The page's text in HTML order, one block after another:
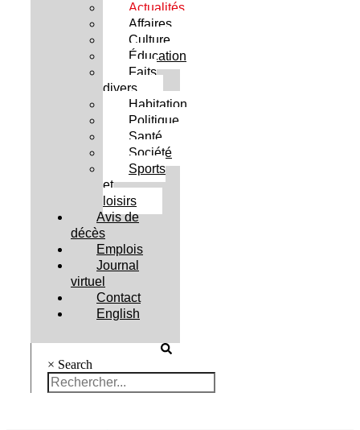
Actualités
Affaires
Culture
Éducation
Faits
divers
Habitation
Politique
Santé
Société
Sports
et
loisirs
Avis de
décès
Emplois
Journal
virtuel
Contact
English
× Search